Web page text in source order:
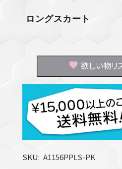
ロングスカート
欲しい物リ
SKU A1156PPLS-PK